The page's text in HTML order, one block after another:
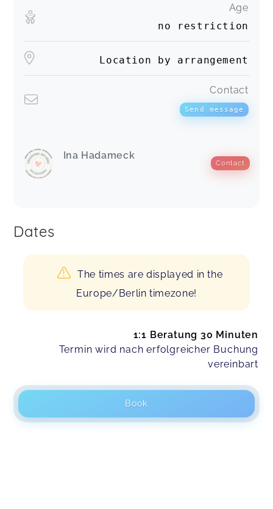
Age
no restriction
Location by arrangement
Contact
Send message
Ina Hadameck
Contact
Dates
The times are displayed in the
Europe/Berlin timezone!
1:1 Beratung 30 Minuten
Termin wird nach erfolgreicher Buchung
vereinbart
Book